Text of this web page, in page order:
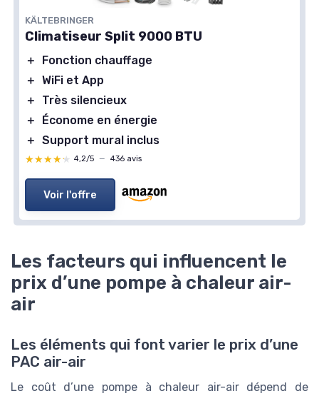
KÄLTEBRINGER
Climatiseur Split 9000 BTU
＋
Fonction chauffage
＋ WiFi et App
＋
Très silencieux
＋
Économe en énergie
＋ Support mural inclus
★★★★★
★★★★★ 4,2/5 — 436 avis
Voir l'offre
Les facteurs qui influencent le
prix d’une pompe à chaleur air-
air
Les éléments qui font varier le prix d’une
PAC air-air
Le coût d’une pompe à chaleur air-air dépend de